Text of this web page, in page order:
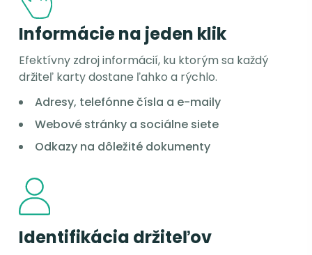
Informácie na jeden klik
Efektívny zdroj informácií, ku ktorým sa každý
držiteľ karty dostane ľahko a rýchlo.
Adresy, telefónne čísla a e-maily
Webové stránky a sociálne siete
Odkazy na dôležité dokumenty
Identifikácia držiteľov